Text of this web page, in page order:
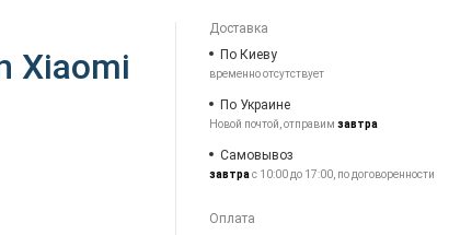
Xiaomi
Доставка
По Киеву
временно отсутствует
По Украине
Новой почтой, отправимзавтра
Самовывоз
завтрас 10:00 до 17:00, по договоренности
Оплата